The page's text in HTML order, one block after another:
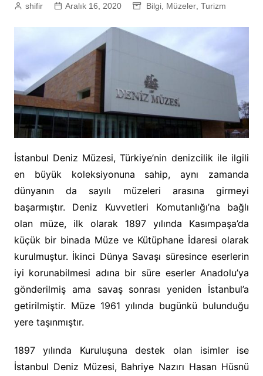
shifir Aralık 16, 2020 Bilgi, Müzeler, Turizm
İstanbul Deniz Müzesi, Türkiye’nin denizcilik ile ilgili
en büyük koleksiyonuna sahip, aynı zamanda
dünyanın da sayılı müzeleri arasına girmeyi
başarmıştır. Deniz Kuvvetleri Komutanlığı’na bağlı
olan müze, ilk olarak 1897 yılında Kasımpaşa’da
küçük bir binada Müze ve Kütüphane İdaresi olarak
kurulmuştur. İkinci Dünya Savaşı süresince eserlerin
iyi korunabilmesi adına bir süre eserler Anadolu’ya
gönderilmiş ama savaş sonrası yeniden İstanbul’a
getirilmiştir. Müze 1961 yılında bugünkü bulunduğu
yere taşınmıştır.
1897 yılında Kuruluşuna destek olan isimler ise
İstanbul Deniz Müzesi, Bahriye Nazırı Hasan Hüsnü